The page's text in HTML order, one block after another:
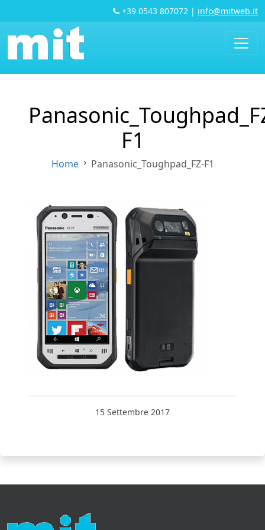
+39 0543 807072 | info@mitweb.it
F1
Home Panasonic_Toughpad_FZ-F1
15 Settembre 2017